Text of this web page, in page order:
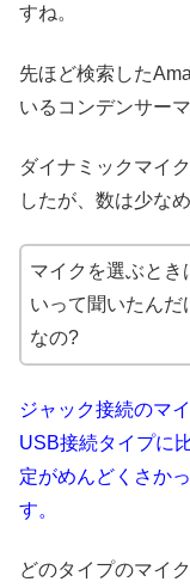
すね。
先ほど検索した
いるコンデンサー
ダイナミックマイ
したが、数は少なめ
マイクを選ぶとき
いって聞いたんだ
なの?
ジャック接続のマ
USB接続タイプに
定がめんどくさか
す。
どのタイプのマイ